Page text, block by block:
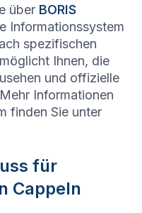
über BORIS
Informationssystem
spezifischen
Ihnen, die
und offizielle
Informationen
finden Sie unter
für
Cappeln